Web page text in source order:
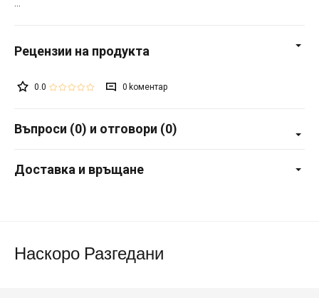
0.0 0
Въпроси (0) и отговори (0)
Доставка и връщане
Наскоро Разгедани